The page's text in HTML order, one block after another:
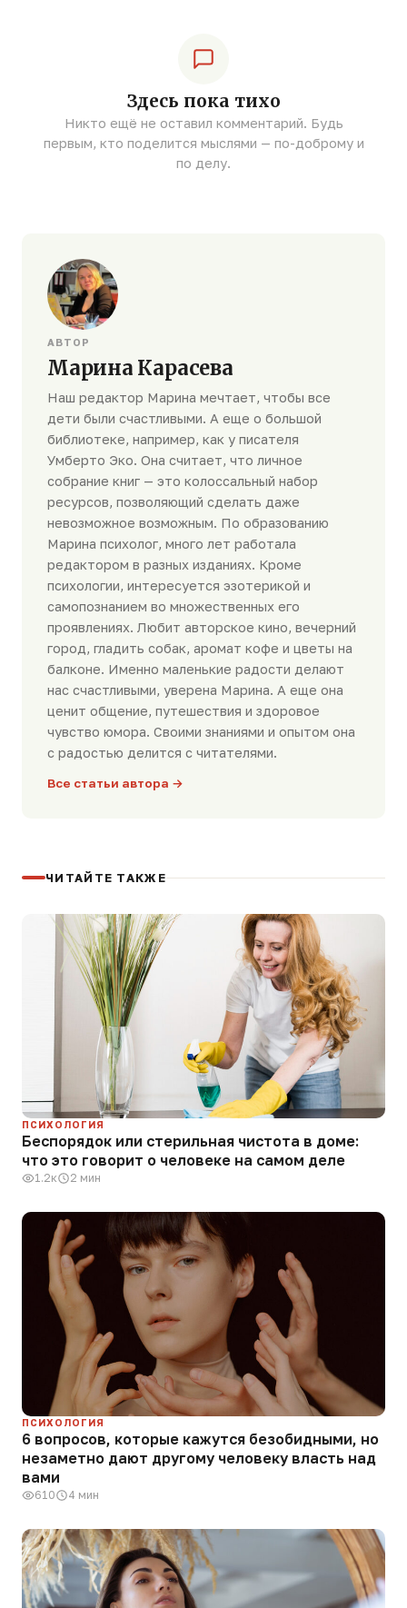
Здесь пока тихо
Никто ещё не оставил комментарий. Будь
первым, кто поделится мыслями — по-доброму и
по делу.
АВТОР
Марина Карасева
Наш редактор Марина мечтает, чтобы все
дети были счастливыми. А еще о большой
библиотеке, например, как у писателя
Умберто Эко. Она считает, что личное
собрание книг — это колоссальный набор
ресурсов, позволяющий сделать даже
невозможное возможным. По образованию
Марина психолог, много лет работала
редактором в разных изданиях. Кроме
психологии, интересуется эзотерикой и
самопознанием во множественных его
проявлениях. Любит авторское кино, вечерний
город, гладить собак, аромат кофе и цветы на
балконе. Именно маленькие радости делают
нас счастливыми, уверена Марина. А еще она
ценит общение, путешествия и здоровое
чувство юмора. Своими знаниями и опытом она
с радостью делится с читателями.
Все статьи автора →
ЧИТАЙТЕ ТАКЖЕ
ПСИХОЛОГИЯ
Беспорядок или стерильная чистота в доме:
что это говорит о человеке на самом деле
1.2к 2 мин
ПСИХОЛОГИЯ
6 вопросов, которые кажутся безобидными, но
незаметно дают другому человеку власть над
вами
610 4 мин